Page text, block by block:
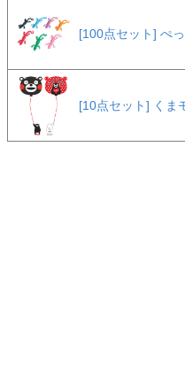
[100点セット] ぺ
[10点セット] くま